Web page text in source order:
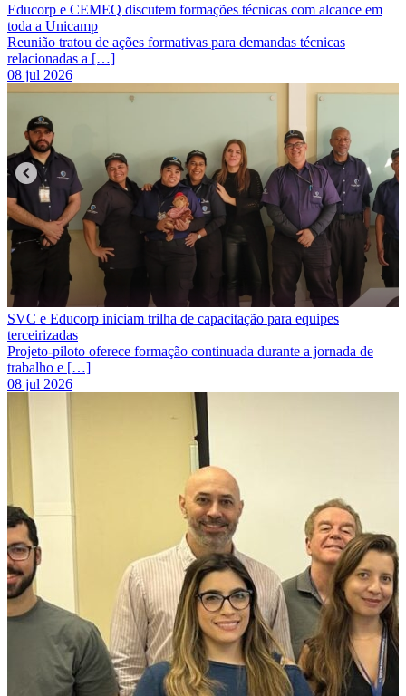
Educorp e CEMEQ discutem formações técnicas com alcance em
toda a Unicamp
Reunião tratou de ações formativas para demandas técnicas
relacionadas a […]
08 jul 2026
SVC e Educorp iniciam trilha de capacitação para equipes
terceirizadas
Projeto-piloto oferece formação continuada durante a jornada de
trabalho e […]
08 jul 2026